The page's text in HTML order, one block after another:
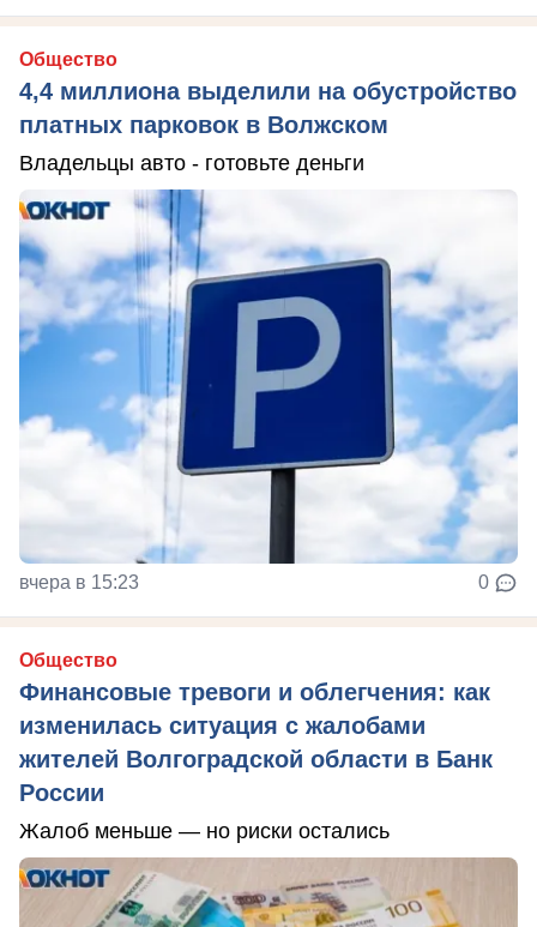
Общество
4,4 миллиона выделили на обустройство
платных парковок в Волжском
Владельцы авто - готовьте деньги
вчера в 15:23 0
Общество
Финансовые тревоги и облегчения: как
изменилась ситуация с жалобами
жителей Волгоградской области в Банк
России
Жалоб меньше — но риски остались